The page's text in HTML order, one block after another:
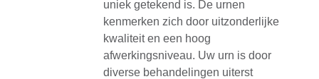
uniek getekend is. De urnen
kenmerken zich door uitzonderlijke
kwaliteit en een hoog
afwerkingsniveau. Uw urn is door
diverse behandelingen uiterst